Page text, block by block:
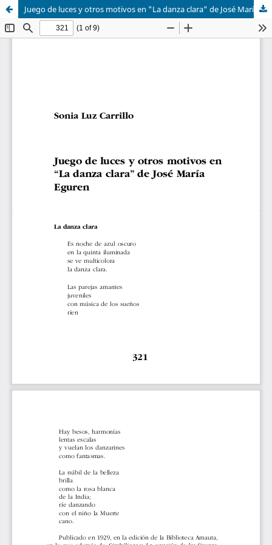
Juego de luces y otros motivos en "La danza clara" de José María Eguren